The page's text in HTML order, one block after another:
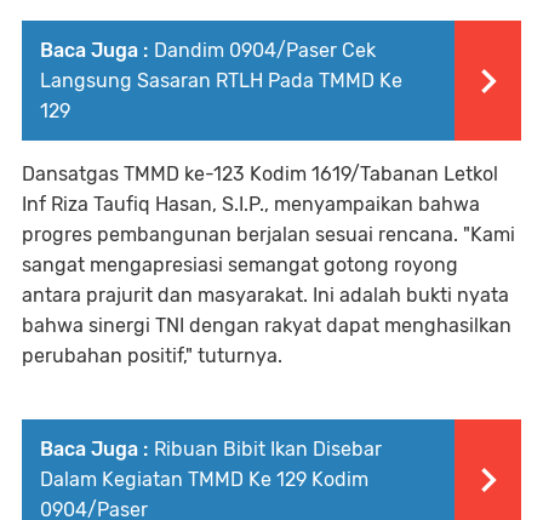
Baca Juga : Dandim 0904/Paser Cek
Langsung Sasaran RTLH Pada TMMD Ke
129
Dansatgas TMMD ke-123 Kodim 1619/Tabanan Letkol
Inf Riza Taufiq Hasan, S.I.P., menyampaikan bahwa
progres pembangunan berjalan sesuai rencana. "Kami
sangat mengapresiasi semangat gotong royong
antara prajurit dan masyarakat. Ini adalah bukti nyata
bahwa sinergi TNI dengan rakyat dapat menghasilkan
perubahan positif," tuturnya.
Baca Juga : Ribuan Bibit Ikan Disebar
Dalam Kegiatan TMMD Ke 129 Kodim
0904/Paser